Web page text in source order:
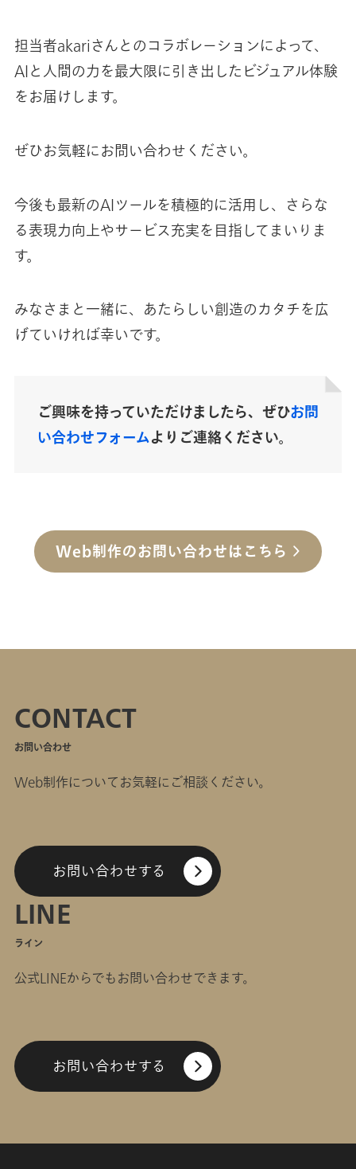
担当者akariさんとのコラボレーションによって、
AIと人間の力を最大限に引き出したビジュアル体験
をお届けします。
ぜひお気軽にお問い合わせください。
今後も最新のAIツールを積極的に活用し、さらな
る表現力向上やサービス充実を目指してまいりま
す。
みなさまと一緒に、あたらしい創造のカタチを広
げていければ幸いです。
ご興味を持っていただけましたら、ぜひお問
い合わせフォーム よりご連絡ください。
Web制作のお問い合わせはこちら
CONTACT
お問い合わせ
Web制作についてお気軽にご相談ください。
お問い合わせする
LINE
ライン
公式LINEからでもお問い合わせできます。
お問い合わせする